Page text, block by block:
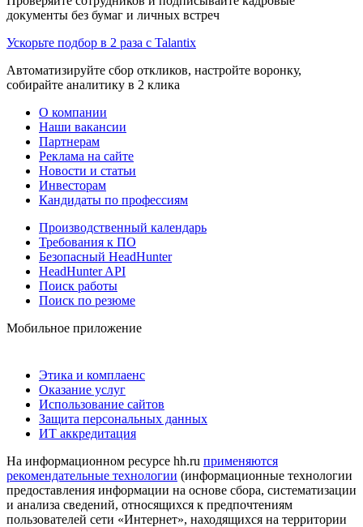
документы без бумаг и личных встреч
Ускорьте подбор в 2 раза с Talantix
Автоматизируйте сбор откликов, настройте воронку,
собирайте аналитику в 2 клика
О компании
Наши вакансии
Партнерам
Реклама на сайте
Новости и статьи
Инвесторам
Кандидаты по профессиям
Производственный календарь
Требования к ПО
Безопасный HeadHunter
HeadHunter API
Поиск работы
Поиск по резюме
Мобильное приложение
Этика и комплаенс
Оказание услуг
Использование сайтов
Защита персональных данных
ИТ аккредитация
На информационном ресурсе hh.ru применяются
рекомендательные технологии (информационные технологии
предоставления информации на основе сбора, систематизации
и анализа сведений, относящихся к предпочтениям
пользователей сети «Интернет», находящихся на территории